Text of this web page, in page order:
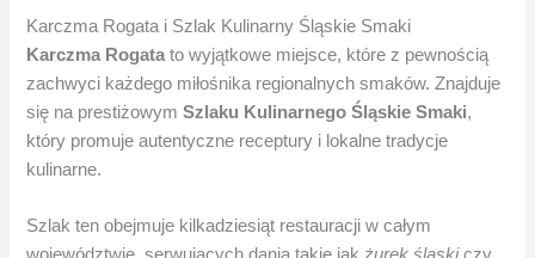
Karczma Rogata i Szlak Kulinarny Śląskie Smaki
Karczma Rogata to wyjątkowe miejsce, które z pewnością
zachwyci każdego miłośnika regionalnych smaków. Znajduje
się na prestiżowymSzlaku Kulinarnego Śląskie Smaki,
który promuje autentyczne receptury i lokalne tradycje
kulinarne.
Szlak ten obejmuje kilkadziesiąt restauracji w całym